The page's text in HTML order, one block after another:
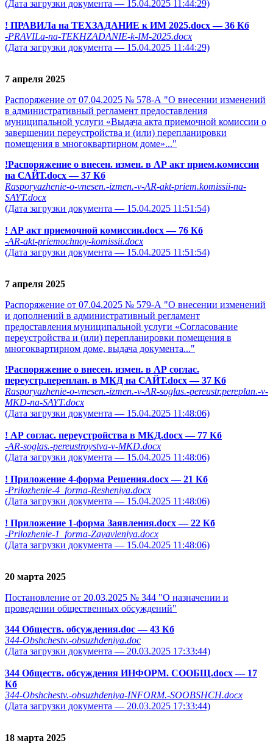
(Дата загрузки документа — 15.04.2025 11:44:29)
! ПРАВИЛа на ТЕХЗАДАНИЕ к ИМ 2025.docx— 36 Кб
-PRAVILa-na-TEKHZADANIE-k-IM-2025.docx
(Дата загрузки документа — 15.04.2025 11:44:29)
7 апреля 2025
Распоряжение от 07.04.2025 № 578-А "О внесении изменений
в административный регламент предоставления
муниципальной услуги «Выдача акта приемочной комиссии о
завершении переустройства и (или) перепланировки
помещения в многоквартирном доме»..."
!Распоряжение о внесен. измен. в АР акт прием.комиссии
на САЙТ.docx— 37 Кб
Rasporyazhenie-o-vnesen.-izmen.-v-AR-akt-priem.komissii-na-
SAYT.docx
(Дата загрузки документа — 15.04.2025 11:51:54)
! АР акт приемочной комиссии.docx— 76 Кб
-AR-akt-priemochnoy-komissii.docx
(Дата загрузки документа — 15.04.2025 11:51:54)
7 апреля 2025
Распоряжение от 07.04.2025 № 579-А "О внесении изменений
и дополнений в административный регламент
предоставления муниципальной услуги «Согласование
переустройства и (или) перепланировки помещения в
многоквартирном доме, выдача документа..."
!Распоряжение о внесен. измен. в АР соглас.
переустр.переплан. в МКД на САЙТ.docx— 37 Кб
Rasporyazhenie-o-vnesen.-izmen.-v-AR-soglas.-pereustr.pereplan.-v-
MKD-na-SAYT.docx
(Дата загрузки документа — 15.04.2025 11:48:06)
! АР соглас. переустройства в МКД.docx— 77 Кб
-AR-soglas.-pereustroystva-v-MKD.docx
(Дата загрузки документа — 15.04.2025 11:48:06)
! Приложение 4-форма Решения.docx— 21 Кб
-Prilozhenie-4_forma-Resheniya.docx
(Дата загрузки документа — 15.04.2025 11:48:06)
! Приложение 1-форма Заявления.docx— 22 Кб
-Prilozhenie-1_forma-Zayavleniya.docx
(Дата загрузки документа — 15.04.2025 11:48:06)
20 марта 2025
Постановление от 20.03.2025 № 344 "О назначении и
проведении общественных обсуждений"
344 Обществ. обсуждения.doc— 43 Кб
344-Obshchestv.-obsuzhdeniya.doc
(Дата загрузки документа — 20.03.2025 17:33:44)
344 Обществ. обсуждения ИНФОРМ. СООБЩ.docx— 17
Кб
344-Obshchestv.-obsuzhdeniya-INFORM.-SOOBSHCH.docx
(Дата загрузки документа — 20.03.2025 17:33:44)
18 марта 2025